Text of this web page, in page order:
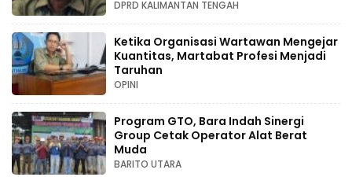
DPRD KALIMANTAN TENGAH
Ketika Organisasi Wartawan Mengejar
Kuantitas, Martabat Profesi Menjadi
Taruhan
OPINI
Program GTO, Bara Indah Sinergi
Group Cetak Operator Alat Berat
Muda
BARITO UTARA